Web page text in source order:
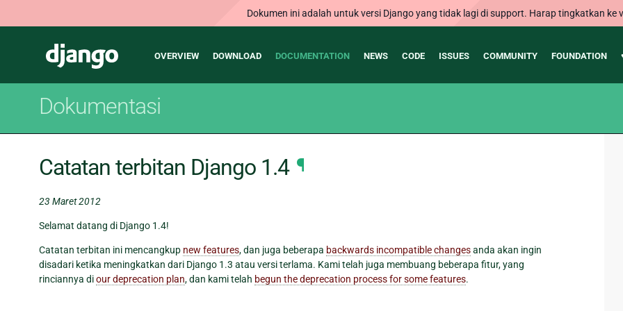
Dokumen ini adalah untuk versi Django yang tidak lagi di support. Harap tingkatkan ke
Django
Main
OVERVIEW DOWNLOAD DOCUMENTATION NEWS CODE ISSUES COMMUNITY FOUNDATION
Dokumentasi
Catatan terbitan Django 1.4 ¶
23 Maret 2012
Selamat datang di Django 1.4!
Catatan terbitan ini mencangkup new features, dan juga beberapa backwards incompatible changesanda akan ingin
disadari ketika meningkatkan dari Django 1.3 atau versi terlama. Kami telah juga membuang beberapa fitur, yang
rinciannya diour deprecation plan, dan kami telah begun the deprecation process for some features.